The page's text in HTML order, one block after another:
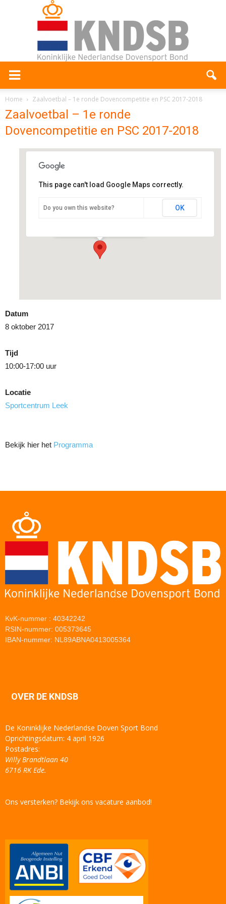
Home Zaalvoetbal – 1e ronde Dovencompetitie en PSC 2017-2018
Zaalvoetbal – 1e ronde
Dovencompetitie en PSC 2017-2018
Sportcentrum Leek
This page can't load Google Maps correctly.
Do you own this website? OK
Datum
8 oktober 2017
Tijd
10:00-17:00 uur
Locatie
Sportcentrum Leek
Bekijk hier het Programma
KvK-nummer : 40342242
RSIN-nummer: 005373645
IBAN-nummer: NL89ABNA0413005364
OVER DE KNDSB
De Koninklijke Nederlandse Doven Sport Bond
Oprichtingsdatum: 4 april 1926
Postadres:
Willy Brandtlaan 40
6716 RK Ede.
Ons versterken? Bekijk ons vacature aanbod!